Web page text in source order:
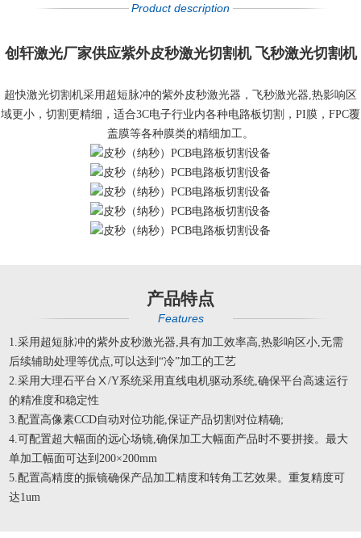
Product description
创轩激光厂家供应紫外皮秒激光切割机 飞秒激光切割机
超快激光切割机采用超短脉冲的紫外皮秒激光器，飞秒激光器,热影响区
域更小，切割更精细，适合3C电子行业内各种电路板切割，PI膜，FPC覆
盖膜等各种膜类的精细加工。
产品特点
Features
1.采用超短脉冲的紫外皮秒激光器,具有加工效率高,热影响区小,无需
后续辅助处理等优点,可以达到“冷”加工的工艺
2.采用大理石平台Ⅹ/Y系统采用直线电机驱动系统,确保平台高速运行
的精准度和稳定性
3.配置高像素CCD自动对位功能,保证产品切割对位精确;
4.可配置超大幅面的远心场镜,确保加工大幅面产品时不要拼接。最大
单加工幅面可达到200×200mm
5.配置高精度的振镜确保产品加工精度和转角工艺效果。重复精度可
达1um